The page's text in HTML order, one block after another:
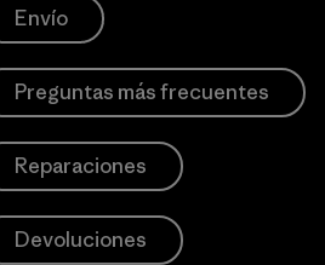
Envío
Preguntas más frecuentes
Reparaciones
Devoluciones